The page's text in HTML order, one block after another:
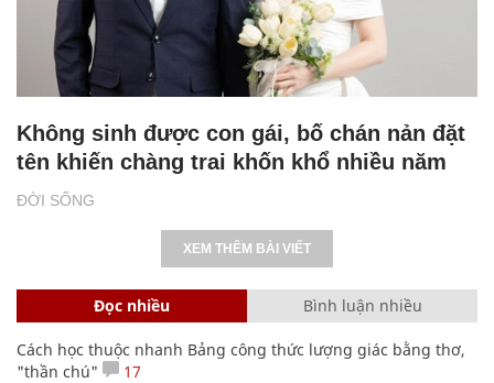
ĐỜI SỐNG
Không sinh được con gái, bố chán nản đặt
tên khiến chàng trai khốn khổ nhiều năm
XEM THÊM BÀI VIẾT
Đọc nhiều Bình luận nhiều
Cách học thuộc nhanh Bảng công thức lượng giác bằng thơ,
"thần chú"
17